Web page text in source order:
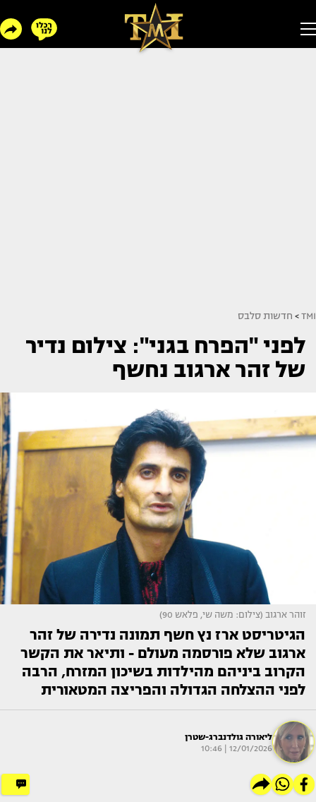
TMI
> חדשות סלבס
לפני "הפרח בגני": צילום נדיר
של זהר ארגוב נחשף
זוהר ארגוב (צילום: משה שי, פלאש 90)
הגיטריסט ארז נץ חשף תמונה נדירה של זהר
ארגוב שלא פורסמה מעולם - ותיאר את הקשר
הקרוב ביניהם מהילדות בשיכון המזרח, הרבה
לפני ההצלחה הגדולה והפריצה המטאורית
ליאורה גולדנברג-שטרן
12/01/2026 | 10:46